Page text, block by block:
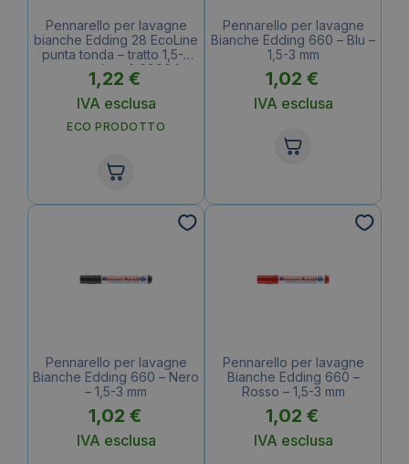
Pennarello per lavagne
bianche Edding 28 EcoLine
punta tonda – tratto 1,5-3
mm verde – 4-28004
1,22 €
IVA esclusa
ECO PRODOTTO
Pennarello per lavagne
Bianche Edding 660 – Blu –
1,5-3 mm
1,02 €
IVA esclusa
Pennarello per lavagne
Bianche Edding 660 – Nero
– 1,5-3 mm
1,02 €
IVA esclusa
Pennarello per lavagne
Bianche Edding 660 –
Rosso – 1,5-3 mm
1,02 €
IVA esclusa